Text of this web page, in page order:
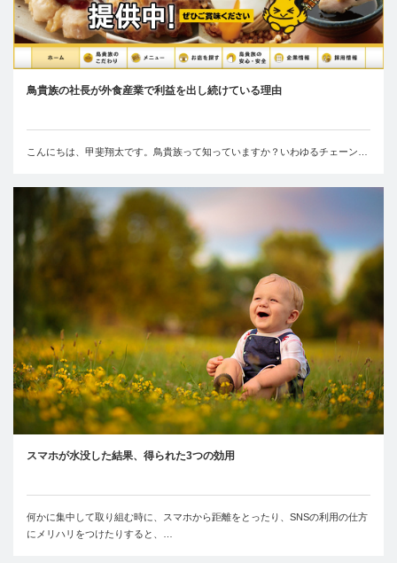
鳥貴族の社長が外食産業で利益を出し続けている理由
こんにちは、甲斐翔太です。鳥貴族って知っていますか？いわゆるチェーン…
スマホが水没した結果、得られた3つの効用
何かに集中して取り組む時に、スマホから距離をとったり、SNSの利用の仕方
にメリハリをつけたりすると、…